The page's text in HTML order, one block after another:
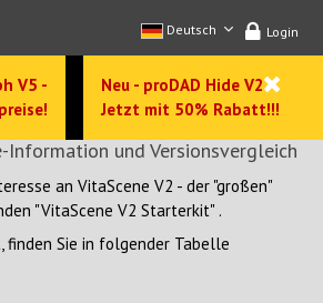
Login
Deutsch
V5 -
Neu - proDAD Hide V2 -
Jetzt mit 50% Rabatt!!!
Information und Versionsvergleich
an VitaScene V2 - der "großen"
"VitaScene V2 Starterkit" .
finden Sie in folgender Tabelle